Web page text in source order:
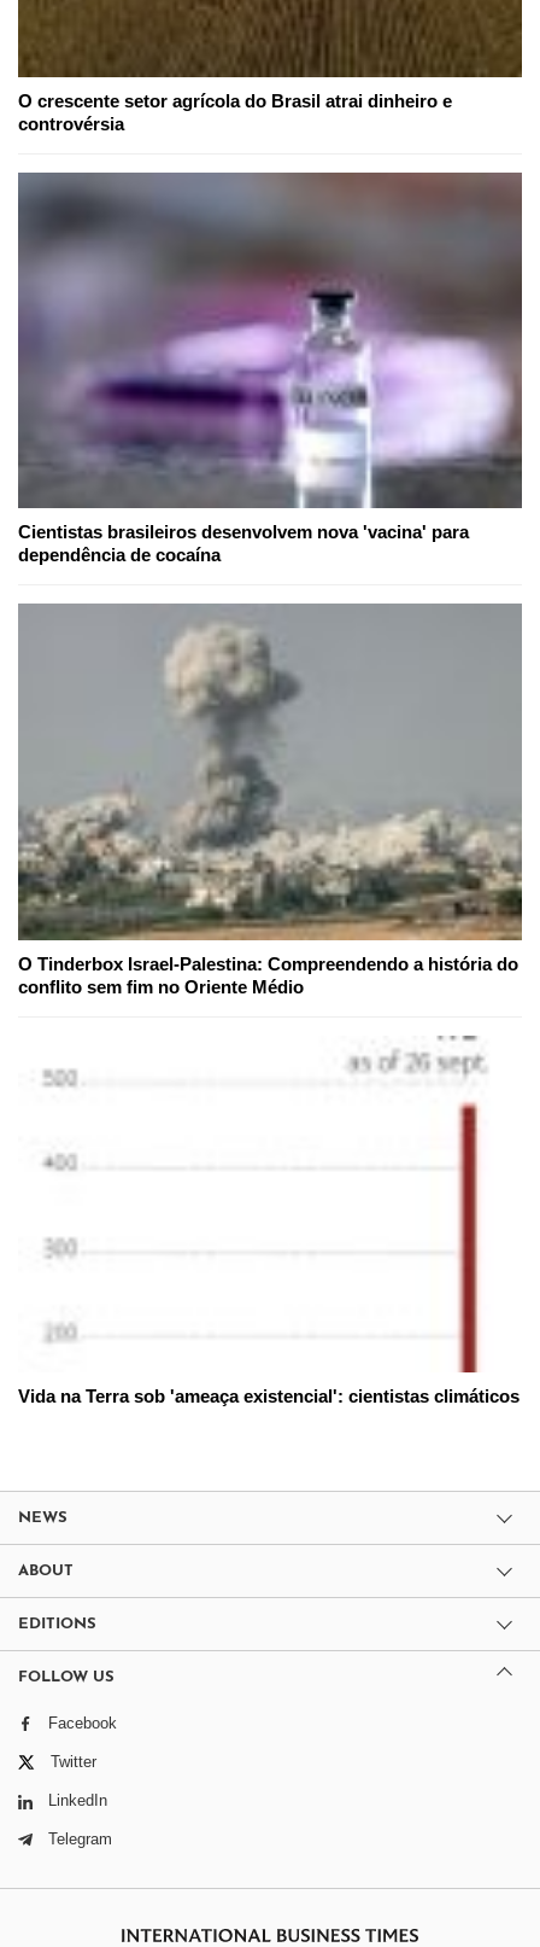
O crescente setor agrícola do Brasil atrai dinheiro e
controvérsia
Cientistas brasileiros desenvolvem nova 'vacina' para
dependência de cocaína
O Tinderbox Israel-Palestina: Compreendendo a história do
conflito sem fim no Oriente Médio
Vida na Terra sob 'ameaça existencial': cientistas climáticos
NEWS
ABOUT
EDITIONS
FOLLOW US
Facebook
Twitter
LinkedIn
Telegram